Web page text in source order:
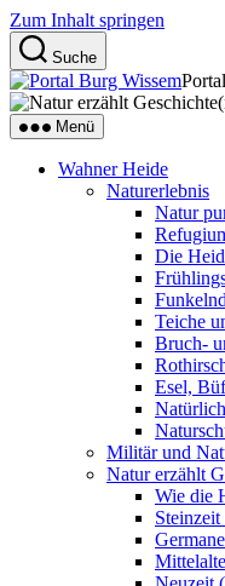
Zum Inhalt springen
Suche
Menü
Wahner Heide
Naturerlebnis
Natur
Die
Teiche
Bruch-
Esel,
Militär und
Natur erzählt
Wie die